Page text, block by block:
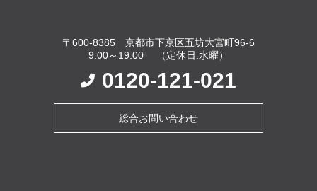
〒600-8385 京都市下京区五坊大宮町96-6
9:00～19:00 （定休日:水曜）
0120-121-021
総合お問い合わせ